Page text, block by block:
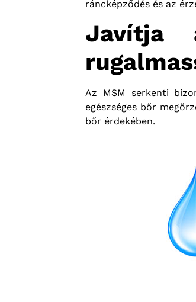
ráncképződés és az
Javítja
Az MSM serkenti
egészséges bőr
bőr érdekében.